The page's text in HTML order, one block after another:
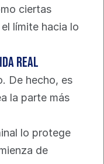
ciertas
límite hacia lo
real
De hecho, es
la parte más
lo protege
de